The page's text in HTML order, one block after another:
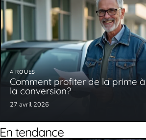
4 ROUES
Comment profiter de la prime à
la conversion?
27 avril 2026
En tendance